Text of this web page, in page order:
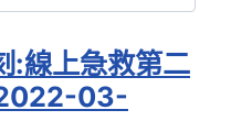
:線上急救第二
03-